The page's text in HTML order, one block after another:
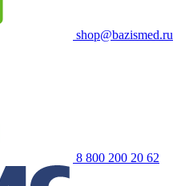
shop@bazismed.ru
8 800 200 20 62